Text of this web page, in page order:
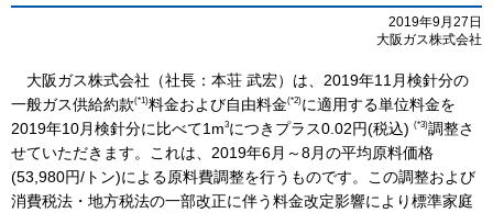
社会貢献
技術開発
2019年9月27日
大阪ガス株式会社
大阪ガス株式会社（社長：本荘 武宏）は、2019年11月検針分の
一般ガス供給約款(*1)料金および自由料金(*2)に適用する単位料金を
2019年10月検針分に比べて1m3につきプラス0.02円(税込) (*3)調整さ
せていただきます。これは、2019年6月～8月の平均原料価格
(53,980円/トン)による原料費調整を行うものです。この調整および
消費税法・地方税法の一部改正に伴う料金改定影響により標準家庭